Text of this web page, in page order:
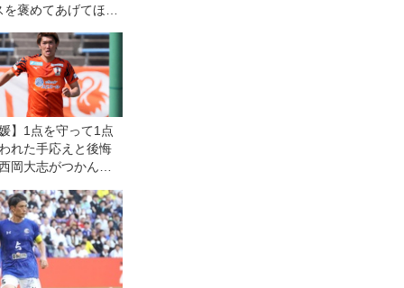
褒めてあげてほし
媛】1点を守って1点
れた手応えと後悔
岡大志がつかんだ
に